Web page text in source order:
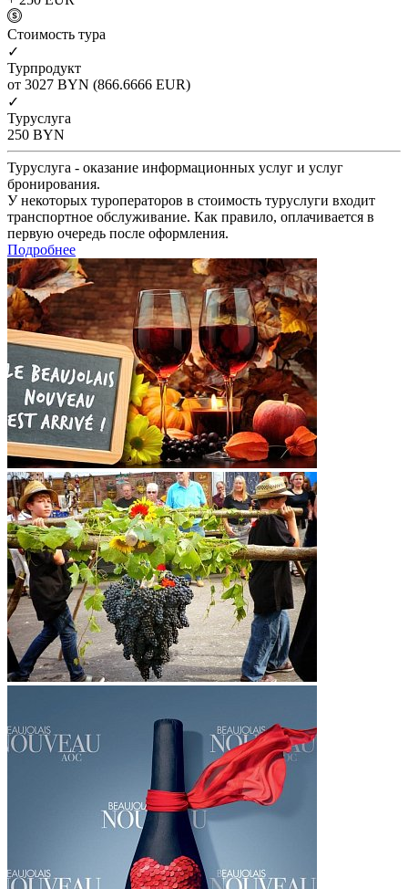
Cтоимость тура
✓
Турпродукт
от 3027 BYN (866.6666 EUR)
✓
Туруслуга
250 BYN
Туруслуга - оказание информационных услуг и услуг
бронирования.
У некоторых туроператоров в стоимость туруслуги входит
транспортное обслуживание. Как правило, оплачивается в
первую очередь после оформления.
Подробнее